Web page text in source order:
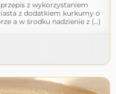
z wykorzystaniem
z dodatkiem kurkumy o
a w środku nadzienie z (...)